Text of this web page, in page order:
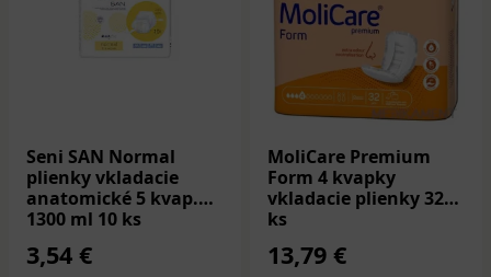
Seni SAN Normal
plienky vkladacie
anatomické 5 kvap.
1300 ml 10 ks
3,54 €
MoliCare Premium
Form 4 kvapky
vkladacie plienky 32
ks
13,79 €